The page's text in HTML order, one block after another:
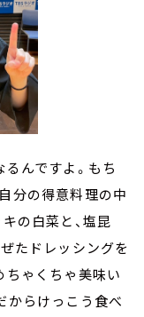
るんですよ。もち
分の得意料理の中
の白菜と、塩昆
たドレッシングを
ちゃくちゃ美味い
からけっこう食べ